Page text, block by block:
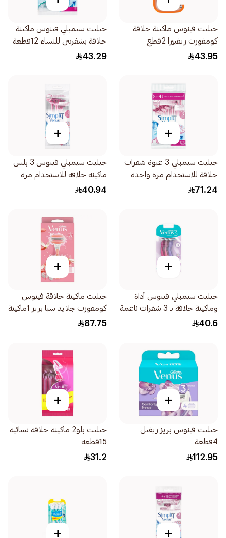
جيليت فينوس ماكينة حلاقة
كومفورت ريفييرا 2قطع
43.95
جيليت سيمبلي فينوس ماكينة
حلاقة بشفرتين للنساء 12قطعة
43.29
+
جيليت سيمبلي 3 عبوة شفرات
حلاقة للاستخدام مرة واحدة
للنساء 12قطعة
71.24
+
جيليت سيمبلي فينوس 3 بلس
ماكينة حلاقة للاستخدام مرة
واحدة 4قطعة
40.94
+
جيليت سيمبلي فينوس أداة
وماكينة حلاقة بـ 3 شفرات ناعمة
3قطعة
40.6
+
جيليت ماكينة حلاقة فينوس
كومفورت جلايد سبا بريز 1ماكينة
شفرتين 1قطعة
87.75
+
جيليت فينوس بريز ريفيل
4قطعة
112.95
+
جيليت بلو2 ماكينه حلاقه نسائيه
15قطعة
31.2
+
+